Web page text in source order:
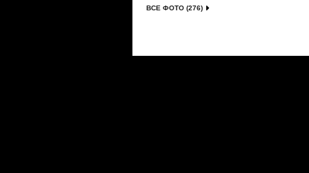
ВСЕ ФОТО (276)